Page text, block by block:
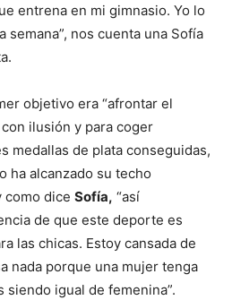
entrena en mi gimnasio. Yo lo
semana”, nos cuenta una Sofía
objetivo era “afrontar el
ilusión y para coger
medallas de plata conseguidas,
ha alcanzado su techo
como dice Sofía, “así
de que este deporte es
las chicas. Estoy cansada de
nada porque una mujer tenga
igual de femenina”.